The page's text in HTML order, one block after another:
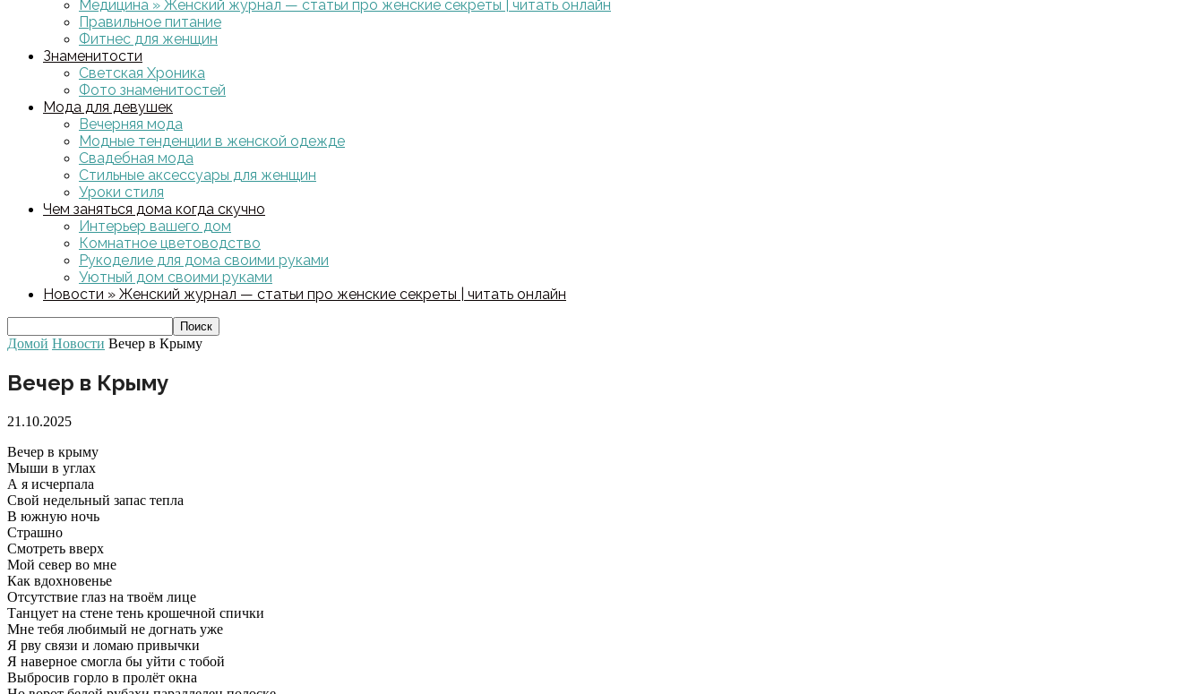
Медицина » Женский журнал — статьи про женские секреты | читать онлайн
Правильное питание
Фитнес для женщин
Знаменитости
Светская Хроника
Фото знаменитостей
Мода для девушек
Вечерняя мода
Модные тенденции в женской одежде
Свадебная мода
Стильные аксессуары для женщин
Уроки стиля
Чем заняться дома когда скучно
Интерьер вашего дом
Комнатное цветоводство
Рукоделие для дома своими руками
Уютный дом своими руками
Новости » Женский журнал — статьи про женские секреты | читать онлайн
Домой Новости Вечер в Крыму
Вечер в Крыму
21.10.2025
Вечер в крыму
Мыши в углах
А я исчерпала
Свой недельный запас тепла
В южную ночь
Страшно
Смотреть вверх
Мой север во мне
Как вдохновенье
Отсутствие глаз на твоём лице
Танцует на стене тень крошечной спички
Мне тебя любимый не догнать уже
Я рву связи и ломаю привычки
Я наверное смогла бы уйти с тобой
Выбросив горло в пролёт окна